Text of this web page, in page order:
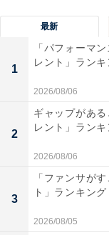
第1位：皆藤愛
最新
1
「パフォーマ
レント」ラン
2026/08/06
2
ギャップがあ
レント」ラン
2026/08/06
3
「ファンサが
ト」ランキン
2026/08/05